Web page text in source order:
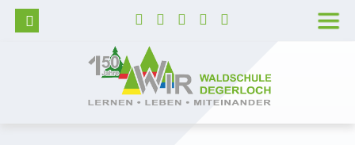
Hortbetreuung
Betreute selbstständige Lernzeit
Lage und Anfahrt
Barrierefreie Waldschule
Tag der offenen Tür
Aufnahmeverfahren